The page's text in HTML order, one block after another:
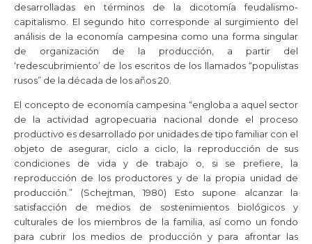
desarrolladas en términos de la dicotomía feudalismo-
capitalismo. El segundo hito corresponde al surgimiento del
análisis de la economía campesina como una forma singular
de organización de la producción, a partir del
‘redescubrimiento’ de los escritos de los llamados “populistas
rusos” de la década de los años 20.
El concepto de economía campesina “engloba a aquel sector
de la actividad agropecuaria nacional donde el proceso
productivo es desarrollado por unidades de tipo familiar con el
objeto de asegurar, ciclo a ciclo, la reproducción de sus
condiciones de vida y de trabajo o, si se prefiere, la
reproducción de los productores y de la propia unidad de
producción.” (Schejtman, 1980) Esto supone alcanzar la
satisfacción de medios de sostenimientos biológicos y
culturales de los miembros de la familia, así como un fondo
para cubrir los medios de producción y para afrontar las